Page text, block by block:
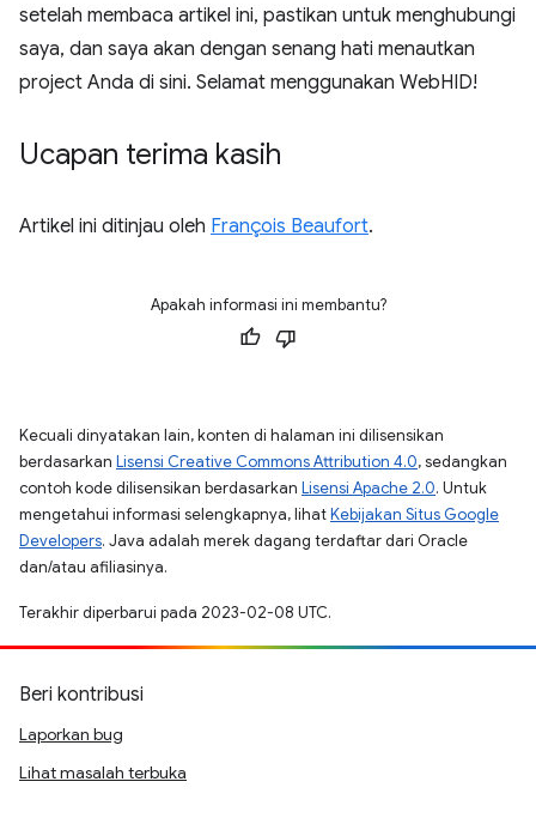
setelah membaca artikel ini, pastikan untuk menghubungi
saya, dan saya akan dengan senang hati menautkan
project Anda di sini. Selamat menggunakan WebHID!
Ucapan terima kasih
Artikel ini ditinjau oleh François Beaufort.
Apakah informasi ini membantu?
Kecuali dinyatakan lain, konten di halaman ini dilisensikan
berdasarkan Lisensi Creative Commons Attribution 4.0, sedangkan
contoh kode dilisensikan berdasarkan Lisensi Apache 2.0. Untuk
mengetahui informasi selengkapnya, lihatKebijakan Situs Google
Developers. Java adalah merek dagang terdaftar dari Oracle
dan/atau afiliasinya.
Terakhir diperbarui pada 2023-02-08 UTC.
Beri kontribusi
Laporkan bug
Lihat masalah terbuka